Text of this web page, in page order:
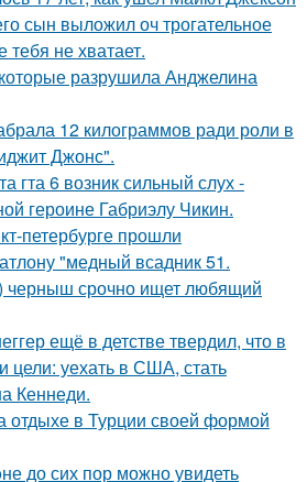
сын выложил оч трогательное
не хватает.
разрушила Анджелина
12 килограммов ради роли в
Джонс".
гта 6 возник сильный слух -
героине Габриэлу Чикин.
петербурге прошли
"медный всадник 51.
черныш срочно ищет любящий
ещё в детстве твердил, что в
цели: уехать в США, стать
Кеннеди.
отдыхе в Турции своей формой
до сих пор можно увидеть